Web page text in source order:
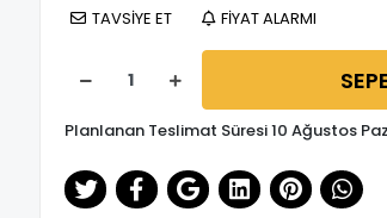
TAVSİYE ET FİYAT ALARMI
Planlanan Teslimat Süresi 10 Ağustos